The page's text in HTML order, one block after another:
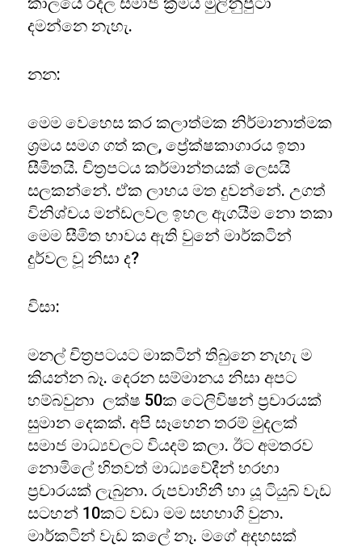
දමන්නෙ නැහැ.
නන:
මෙම වෙහෙස කර කලාත්මක නිර්මානාත්මක
ශ්‍රමය සමග ගත් කල, ප්‍රේක්ෂකාගාරය ඉතා
සීමිතයි. චිත්‍රපටය කර්මාන්තයක් ලෙසයි
සලකන්නේ. ඒක ලාභය මත දුවන්නේ. උගත්
විනිශ්චය මන්ඩලවල ඉහල ඇගයීම නො තකා
මෙම සීමිත භාවය ඇති වුනේ මාර්කටින්
දුර්වල වූ නිසා ද?
විසා:
මනල් චිත්‍රපටයට මාකටින් තිබුනෙ නැහැ ම
කියන්න බෑ. දෙරන සම්මානය නිසා අපට
හම්බවුනා ලක්ෂ 50ක ටෙලිවිෂන් ප්‍රචාරයක්
සුමාන දෙකක්. අපි සෑහෙන තරම් මුදලක්
සමාජ මාධ්‍යවලට වියදම් කලා. ඊට අමතරව
නොමිලේ හිතවත් මාධ්‍යවේදීන් හරහා
ප්‍රචාරයක් ලැබුනා. රුපවාහිනී හා යූ ටියුබ් වැඩ
සටහන් 10කට වඩා මම සහභාගි වුනා.
මාර්කටින් වැඩ කලේ නෑ. මගේ අදහසක්